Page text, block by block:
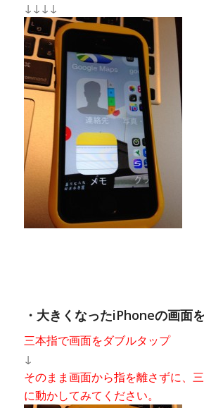
↓↓↓↓
・大きくなったiPhoneの画面
三本指で画面をダブルタップ
↓
そのまま画面から指を離さずに、
に動かしてみてください。